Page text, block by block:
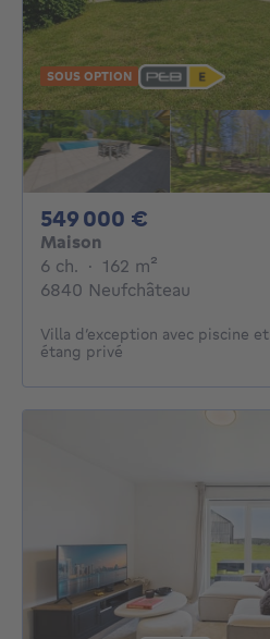
SOUS OPTION
549 000 €
Maison
6 ch. 6 chambres
· 162 m²
6840 Neufchâteau
Villa d’exception avec piscine et
étang privé